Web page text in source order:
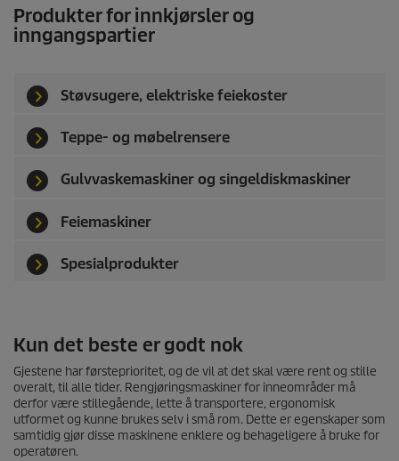
Produkter for innkjørsler og
inngangspartier
Støvsugere, elektriske feiekoster
Teppe- og møbelrensere
Gulvvaskemaskiner og singeldiskmaskiner
Feiemaskiner
Spesialprodukter
Kun det beste er godt nok
Gjestene har førsteprioritet, og de vil at det skal være rent og stille
overalt, til alle tider. Rengjøringsmaskiner for inneområder må
derfor være stillegående, lette å transportere, ergonomisk
utformet og kunne brukes selv i små rom. Dette er egenskaper som
samtidig gjør disse maskinene enklere og behageligere å bruke for
operatøren.